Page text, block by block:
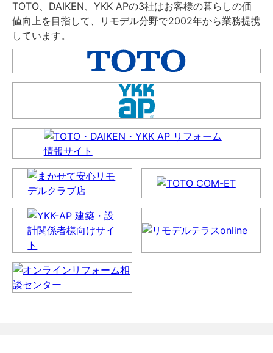
TOTO、DAIKEN、YKK APの3社はお客様の暮らしの価
値向上を目指して、リモデル分野で2002年から業務提携
しています。